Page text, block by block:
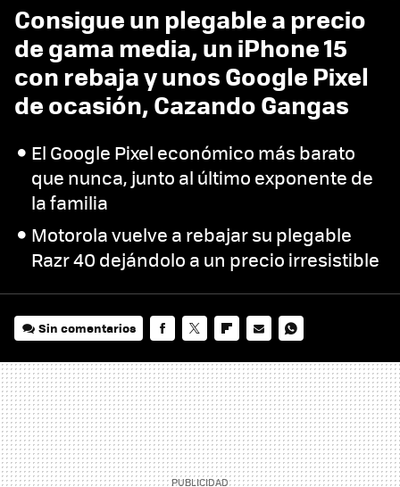
Consigue un plegable a precio
de gama media, un iPhone 15
con rebaja y unos Google Pixel
de ocasión, Cazando Gangas
El Google Pixel económico más barato
que nunca, junto al último exponente de
la familia
Motorola vuelve a rebajar su plegable
Razr 40 dejándolo a un precio irresistible
Sin comentarios
MAIL